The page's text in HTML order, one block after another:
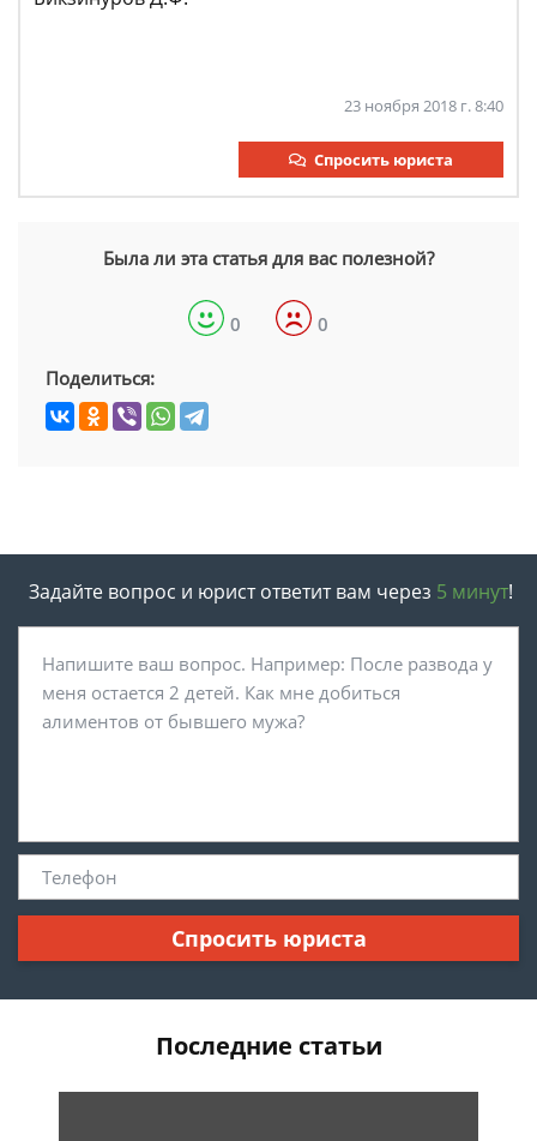
23 ноября 2018 г. 8:40
Спросить юриста
Была ли эта статья для вас полезной?
0 0
Поделиться:
Задайте вопрос и юрист ответит вам через 5 минут!
Спросить юриста
Последние статьи